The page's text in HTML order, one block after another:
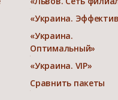
«Украина.
«Украина.
Оптимальный»
«Украина. VIP»
Сравнить пакеты